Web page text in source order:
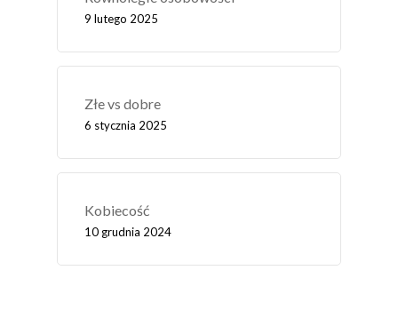
9 lutego 2025
Złe vs dobre
6 stycznia 2025
Kobiecość
10 grudnia 2024